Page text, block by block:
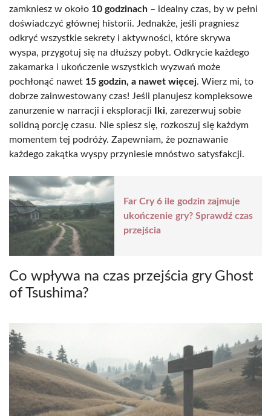
zamkniesz w około 10 godzinach – idealny czas, by w pełni
doświadczyć głównej historii. Jednakże, jeśli pragniesz
odkryć wszystkie sekrety i aktywności, które skrywa
wyspa, przygotuj się na dłuższy pobyt. Odkrycie każdego
zakamarka i ukończenie wszystkich wyzwań może
pochłonąć nawet 15 godzin, a nawet więcej. Wierz mi, to
dobrze zainwestowany czas! Jeśli planujesz kompleksowe
zanurzenie w narracji i eksploracji Iki, zarezerwuj sobie
solidną porcję czasu. Nie spiesz się, rozkoszuj się każdym
momentem tej podróży. Zapewniam, że poznawanie
każdego zakątka wyspy przyniesie mnóstwo satysfakcji.
Far Cry 6 ile godzin zajmuje
ukończenie gry? Sprawdź czas
przejścia
Co wpływa na czas przejścia gry Ghost
of Tsushima?